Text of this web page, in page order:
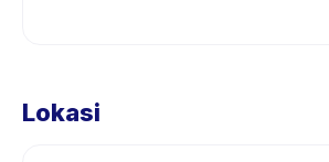
Lokasi